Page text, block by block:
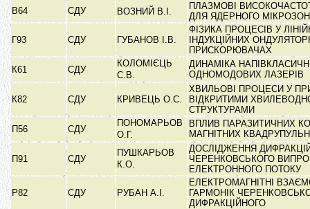
В64
СДУ ВОЗНИЙ В.І.
ПЛАЗМОВІ
ДЛЯ ЯДЕРНОГО
Г93 СДУ ГУБАНОВ І.В.
ФІЗИКА ПРОЦЕСІВ У
ІНДУКЦІЙНИХ
ПРИСКОРЮВАЧАХ
К61
СДУ
КОЛОМІЄЦЬ
С.В.
ДИНАМІКА
ОДНОМОДОВИХ ЛАЗЕРІВ
К82 СДУ КРИВЕЦЬ О.С.
ХВИЛЬОВІ ПРОЦЕСИ У
ВІДКРИТИМИ
СТРУКТУРАМИ
П56
СДУ
ПОНОМАРЬОВ
О.Г.
ВПЛИВ ПАРАЗИТИЧНИХ
МАГНІТНИХ
П91 СДУ
ПУШКАРЬОВ
К.О.
ДОСЛІДЖЕННЯ
ЧЕРЕНКОВСЬКОГО
ЕЛЕКТРОННОГО ПОТОКУ
Р82 СДУ РУБАН А.І.
ЕЛЕКТРОМАГНІТНІ
ГАРМОНІК
ДИФРАКЦІЙНОГО